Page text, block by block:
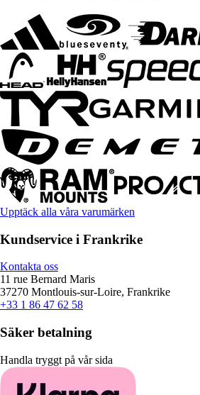
Upptäck alla våra varumärken
Kundservice i Frankrike
Kontakta oss
11 rue Bernard Maris
37270 Montlouis-sur-Loire, Frankrike
+33 1 86 47 62 58
Säker betalning
Handla tryggt på vår sida